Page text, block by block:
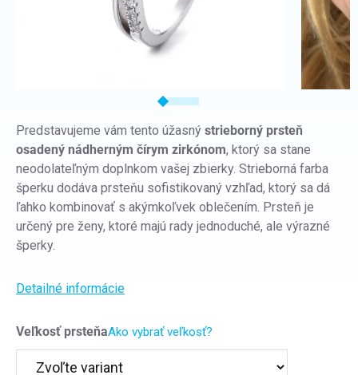
Veľkosť prsteňaAko vybrať veľkosť?
Predstavujeme vám tento úžasný strieborný prsteň
osadený nádherným čírym zirkónom, ktorý sa stane
neodolateľným doplnkom vašej zbierky. Strieborná farba
šperku dodáva prsteňu sofistikovaný vzhľad, ktorý sa dá
ľahko kombinovať s akýmkoľvek oblečením. Prsteň je
určený pre ženy, ktoré majú rady jednoduché, ale výrazné
šperky.
Detailné informácie